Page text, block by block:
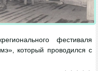
фестиваля
который проводился с